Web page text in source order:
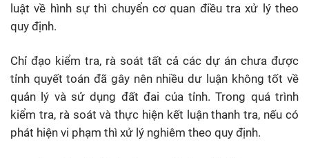
luật về hình sự thì chuyển cơ quan điều tra xử lý theo
quy định.
Chỉ đạo kiểm tra, rà soát tất cả các dự án chưa được
tỉnh quyết toán đã gây nên nhiều dư luận không tốt về
quản lý và sử dụng đất đai của tỉnh. Trong quá trình
kiểm tra, rà soát và thực hiện kết luận thanh tra, nếu có
phát hiện vi phạm thì xử lý nghiêm theo quy định.